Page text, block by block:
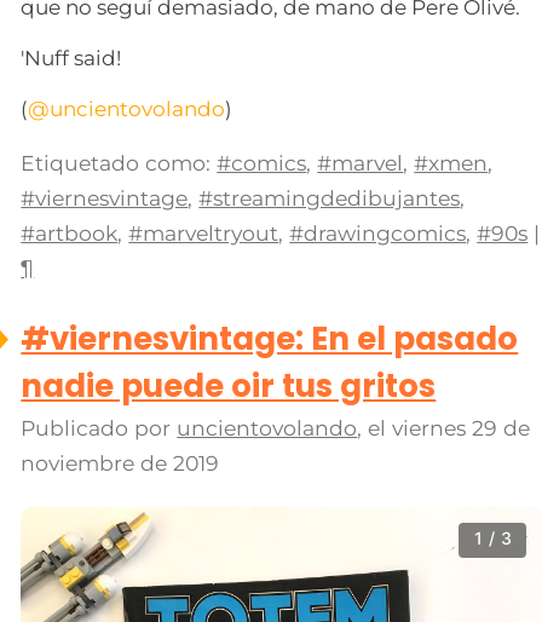
que no seguí demasiado, de mano de Pere Olivé.
'Nuff said!
(@uncientovolando)
Etiquetado como: #comics,#marvel,#xmen,
#viernesvintage,#streamingdedibujantes,
#artbook,#marveltryout,#drawingcomics,#90s |
¶
#viernesvintage: En el pasado
nadie puede oir tus gritos
Publicado por uncientovolando, elviernes 29 de
noviembre de 2019
1 / 3